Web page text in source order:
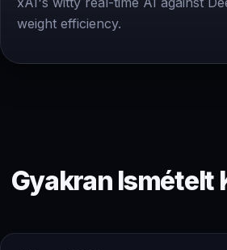
weight efficiency.
Gyakran Ismételt